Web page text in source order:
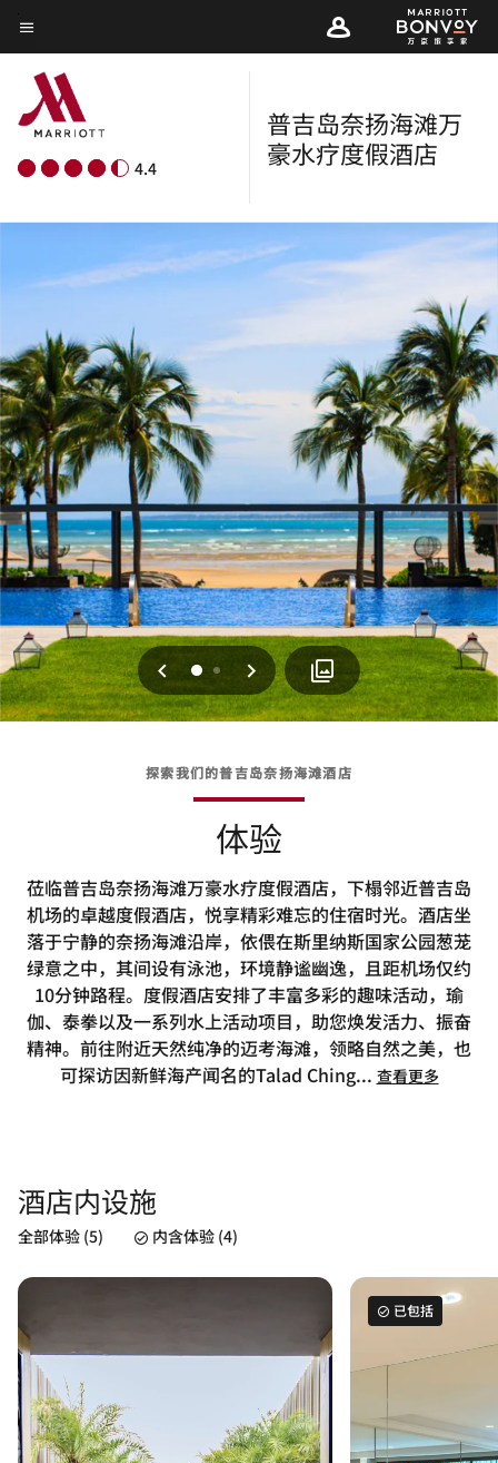
Skip
to
main
content
菜单文本
4.4
普吉岛奈扬海滩万
豪水疗度假酒店
上一页
0 1 下一页
探索我们的普吉岛奈扬海滩酒店
体验
莅临普吉岛奈扬海滩万豪水疗度假酒店，下榻邻近普吉岛
机场的卓越度假酒店，悦享精彩难忘的住宿时光。酒店坐
落于宁静的奈扬海滩沿岸，依偎在斯里纳斯国家公园葱茏
绿意之中，其间设有泳池，环境静谧幽逸，且距机场仅约
10分钟路程。度假酒店安排了丰富多彩的趣味活动，瑜
伽、泰拳以及一系列水上活动项目，助您焕发活力、振奋
精神。前往附近天然纯净的迈考海滩，领略自然之美，也
可探访因新鲜海产闻名的Talad Ching... 查看更多
酒店内设施
全部体验 (5) 内含体验 (4)
已包括